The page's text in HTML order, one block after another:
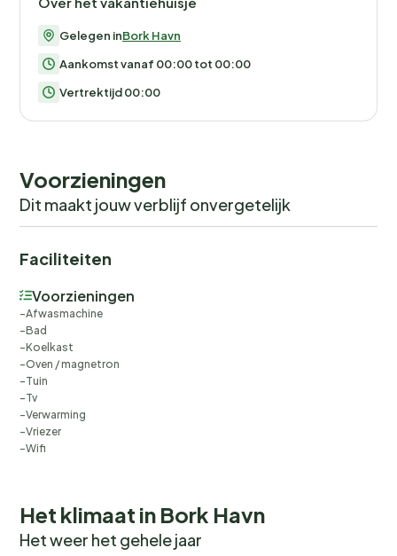
Gelegen inBork Havn
Aankomst vanaf 00:00 tot 00:00
Vertrektijd 00:00
Voorzieningen
Dit maakt jouw verblijf onvergetelijk
Faciliteiten
Voorzieningen
Afwasmachine
Bad
Koelkast
Oven / magnetron
Tuin
Tv
Verwarming
Vriezer
Wifi
Het klimaat in Bork Havn
Het weer het gehele jaar